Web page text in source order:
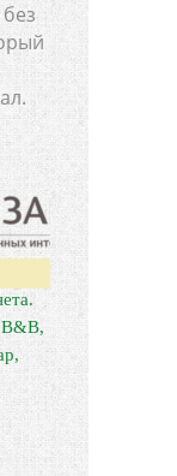
B&B,